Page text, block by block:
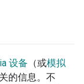
设备 （或模拟
的信息。不